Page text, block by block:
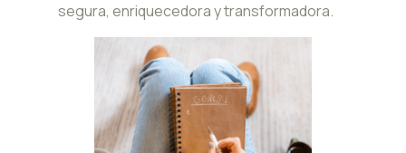
segura, enriquecedora y transformadora.